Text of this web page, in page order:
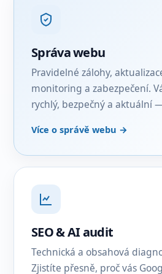
Správa webu
Pravidelné zálohy,
monitoring a zabezpečení.
rychlý, bezpečný a aktuální
Více o správě webu →
SEO & AI audit
Technická a obsahová
Zjistíte přesně, proč vás